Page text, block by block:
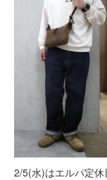
2/5(水)はエルパ定